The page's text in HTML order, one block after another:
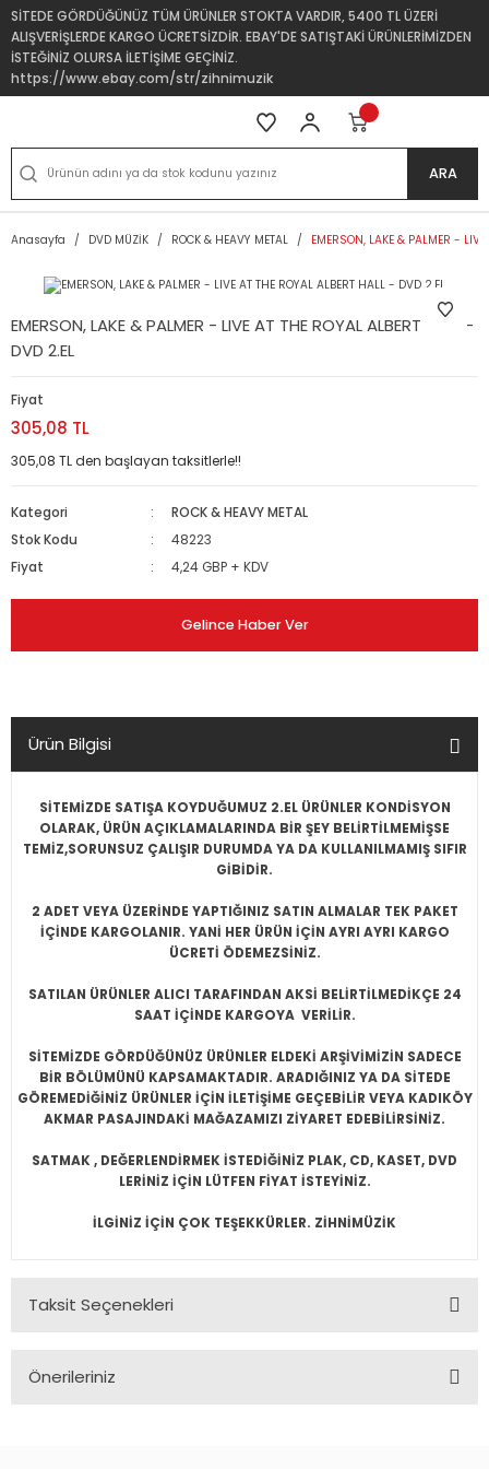
SİTEDE GÖRDÜĞÜNÜZ TÜM ÜRÜNLER STOKTA VARDIR, 5400 TL ÜZERİ
ALIŞVERİŞLERDE KARGO ÜCRETSİZDİR. EBAY'DE SATIŞTAKİ ÜRÜNLERİMİZDEN
İSTEĞİNİZ OLURSA İLETİŞİME GEÇİNİZ.
https://www.ebay.com/str/zihnimuzik
ARA
Anasayfa DVD MÜZİK ROCK & HEAVY METAL EMERSON, LAKE & PALMER -
EMERSON, LAKE & PALMER - LIVE AT THE ROYAL ALBERT HALL -
DVD 2.EL
Fiyat
305,08 TL
305,08 TL den başlayan taksitlerle!!
Kategori
ROCK & HEAVY METAL
Stok Kodu
48223
Fiyat
4,24 GBP + KDV
Gelince Haber Ver
Ürün Bilgisi
SİTEMİZDE SATIŞA KOYDUĞUMUZ 2.EL ÜRÜNLER KONDİSYON
OLARAK, ÜRÜN AÇIKLAMALARINDA BİR ŞEY BELİRTİLMEMİŞSE
TEMİZ,SORUNSUZ ÇALIŞIR DURUMDA YA DA KULLANILMAMIŞ SIFIR
GİBİDİR.
2 ADET VEYA ÜZERİNDE YAPTIĞINIZ SATIN ALMALAR TEK PAKET
İÇİNDE KARGOLANIR. YANİ HER ÜRÜN İÇİN AYRI AYRI KARGO
ÜCRETİ ÖDEMEZSİNİZ.
SATILAN ÜRÜNLER ALICI TARAFINDAN AKSİ BELİRTİLMEDİKÇE 24
SAAT İÇİNDE KARGOYA VERİLİR.
SİTEMİZDE GÖRDÜĞÜNÜZ ÜRÜNLER ELDEKİ ARŞİVİMİZİN SADECE
BİR BÖLÜMÜNÜ KAPSAMAKTADIR. ARADIĞINIZ YA DA SİTEDE
GÖREMEDİĞİNİZ ÜRÜNLER İÇİN İLETİŞİME GEÇEBİLİR VEYA KADIKÖY
AKMAR PASAJINDAKİ MAĞAZAMIZI ZİYARET EDEBİLİRSİNİZ.
SATMAK , DEĞERLENDİRMEK İSTEDİĞİNİZ PLAK, CD, KASET, DVD
LERİNİZ İÇİN LÜTFEN FİYAT İSTEYİNİZ.
İLGİNİZ İÇİN ÇOK TEŞEKKÜRLER. ZİHNİMÜZİK
Taksit Seçenekleri
Önerileriniz